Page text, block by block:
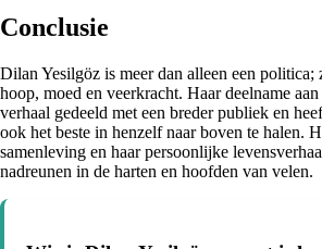
Conclusie
Dilan Yesilgöz is meer dan alleen een politica;
hoop, moed en veerkracht. Haar deelname
verhaal gedeeld met een breder publiek en
ook het beste in henzelf naar boven te halen.
samenleving en haar persoonlijke
nadreunen in de harten en hoofden van velen.